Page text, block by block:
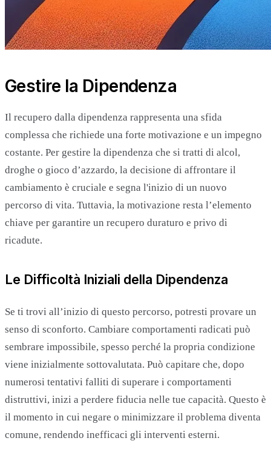
Gestire la Dipendenza
Il recupero dalla dipendenza rappresenta una sfida
complessa che richiede una forte motivazione e un impegno
costante. Per gestire la dipendenza che si tratti di alcol,
droghe o gioco d’azzardo, la decisione di affrontare il
cambiamento è cruciale e segna l'inizio di un nuovo
percorso di vita. Tuttavia, la motivazione resta l’elemento
chiave per garantire un recupero duraturo e privo di
ricadute.
Le Difficoltà Iniziali della Dipendenza
Se ti trovi all’inizio di questo percorso, potresti provare un
senso di sconforto. Cambiare comportamenti radicati può
sembrare impossibile, spesso perché la propria condizione
viene inizialmente sottovalutata. Può capitare che, dopo
numerosi tentativi falliti di superare i comportamenti
distruttivi, inizi a perdere fiducia nelle tue capacità. Questo è
il momento in cui negare o minimizzare il problema diventa
comune, rendendo inefficaci gli interventi esterni.